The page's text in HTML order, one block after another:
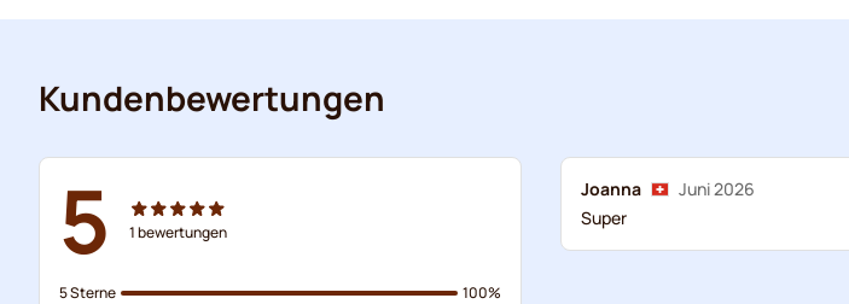
Kundenbewertungen
5 1bewertungen
5 Sterne
100%
Joanna
Juni 2026
Super